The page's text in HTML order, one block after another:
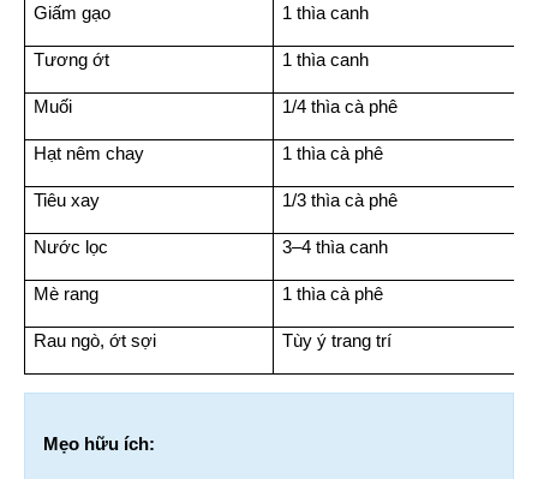
Giấm gạo 1 thìa canh
Tương ớt 1 thìa canh
Muối 1/4 thìa cà phê
Hạt nêm chay 1 thìa cà phê
Tiêu xay 1/3 thìa cà phê
Nước lọc 3–4 thìa canh
Mè rang 1 thìa cà phê
Rau ngò, ớt sợi Tùy ý trang trí
Mẹo hữu ích: